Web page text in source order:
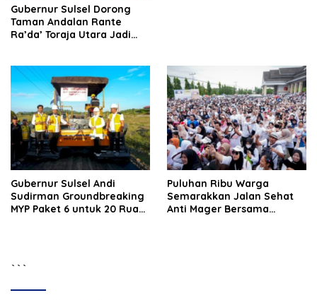
Gubernur Sulsel Dorong
Taman Andalan Rante
Ra’da’ Toraja Utara Jadi
Gubernur Sulsel Andi
Sudirman Groundbreaking
MYP Paket 6 untuk 20 Ruas
Puluhan Ribu Warga
Semarakkan Jalan Sehat
Anti Mager Bersama
```